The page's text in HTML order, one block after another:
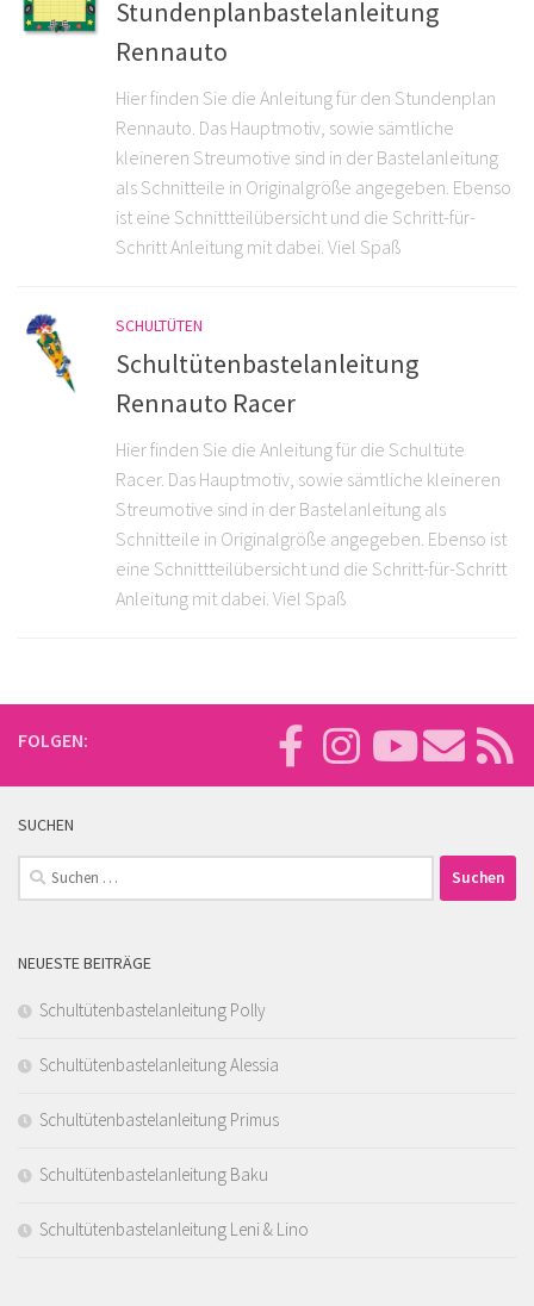
Stundenplanbastelanleitung
Rennauto
Hier finden Sie die Anleitung für den Stundenplan
Rennauto. Das Hauptmotiv, sowie sämtliche
kleineren Streumotive sind in der Bastelanleitung
als Schnitteile in Originalgröße angegeben. Ebenso
ist eine Schnittteilübersicht und die Schritt-für-
Schritt Anleitung mit dabei. Viel Spaß
SCHULTÜTEN
Schultütenbastelanleitung
Rennauto Racer
Hier finden Sie die Anleitung für die Schultüte
Racer. Das Hauptmotiv, sowie sämtliche kleineren
Streumotive sind in der Bastelanleitung als
Schnitteile in Originalgröße angegeben. Ebenso ist
eine Schnittteilübersicht und die Schritt-für-Schritt
Anleitung mit dabei. Viel Spaß
FOLGEN:
SUCHEN
Suchen
nach:
NEUESTE BEITRÄGE
Schultütenbastelanleitung Polly
Schultütenbastelanleitung Alessia
Schultütenbastelanleitung Primus
Schultütenbastelanleitung Baku
Schultütenbastelanleitung Leni & Lino